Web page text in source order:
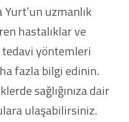
Yurt’un uzmanlık
hastalıklar ve
tedavi yöntemleri
fazla bilgi edinin.
sağlığınıza dair
ulaşabilirsiniz.